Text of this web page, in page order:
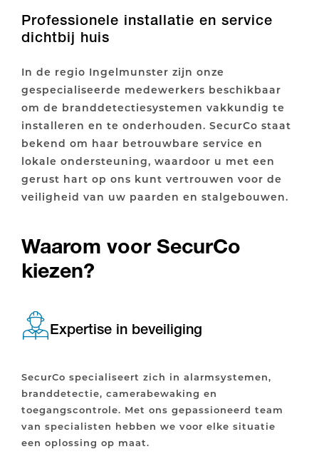
Professionele installatie en service
dichtbij huis
In de regio Ingelmunster zijn onze
gespecialiseerde medewerkers beschikbaar
om de branddetectiesystemen vakkundig te
installeren en te onderhouden. SecurCo staat
bekend om haar betrouwbare service en
lokale ondersteuning, waardoor u met een
gerust hart op ons kunt vertrouwen voor de
veiligheid van uw paarden en stalgebouwen.
Waarom voor SecurCo
kiezen?
Expertise in beveiliging
SecurCo specialiseert zich in alarmsystemen,
branddetectie, camerabewaking en
toegangscontrole. Met ons gepassioneerd team
van specialisten hebben we voor elke situatie
een oplossing op maat.